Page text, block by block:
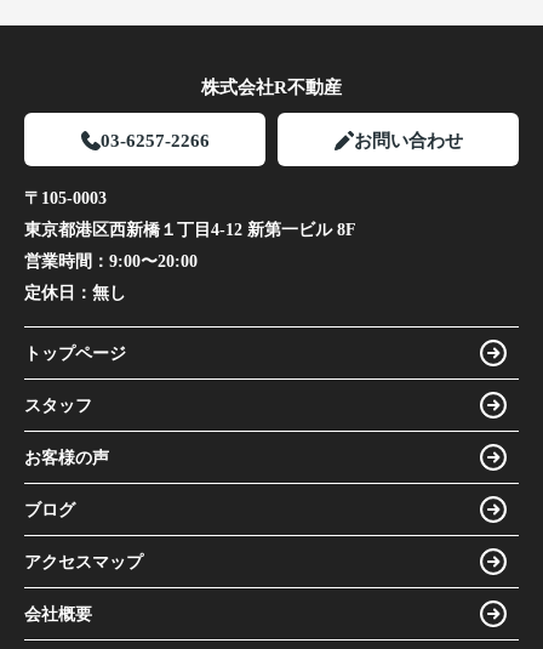
株式会社R不動産
03-6257-2266 お問い合わせ
〒105-0003
東京都港区西新橋１丁目4-12 新第一ビル 8F
営業時間： 9:00〜20:00
定休日： 無し
トップページ
スタッフ
お客様の声
ブログ
アクセスマップ
会社概要